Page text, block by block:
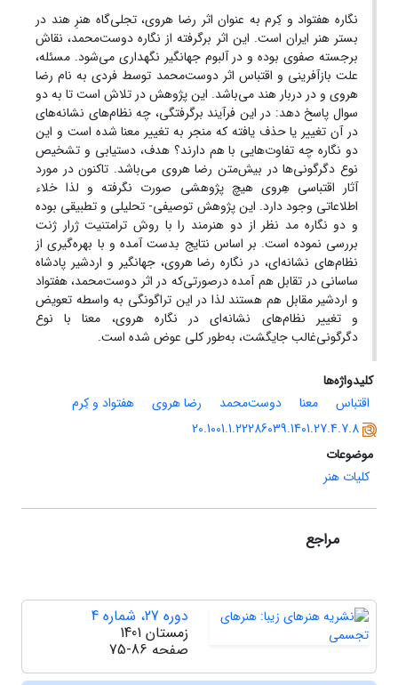
نگاره هفتواد و کِرم به عنوان اثر رضا هروی، تجلی‌گاه هنرِ هند در
بستر هنر ایران است. این اثر برگرفته از نگاره دوست‌محمد، نقاش
برجسته صفوی بوده و در آلبوم جهانگیر نگهداری می‌شود. مسئله،
علت بازآفرینی و اقتباس اثر دوست‌محمد توسط فردی به نام رضا
هروی و در دربار هند می‌باشد. این پژوهش در تلاش است تا به دو
سوال پاسخ دهد: در این فرآیند برگرفتگی، چه نظام‌های نشانه‌های
در آن تغییر یا حذف یافته که منجر به تغییر معنا شده است و این
دو نگاره چه تفاوت‌هایی با هم دارند؟ هدف، دستیابی و تشخیص
نوع دگرگونی‌ها در بیش‌متن رضا هروی می‌باشد. تاکنون در مورد
آثار اقتباسی هِروی هیچ پژوهشی صورت نگرفته و لذا خلاء
اطلاعاتی وجود دارد. این پژوهش توصیفی- تحلیلی و تطبیقی بوده
و دو نگاره مد نظر از دو هنرمند را با روش ترامتنیت ژرار ژنت
بررسی نموده است. بر اساس نتایج بدست آمده و با بهره‌گیری از
نظام‌های نشانه‌ای، در نگاره رضا هروی، جهانگیر و اردشیر پادشاه
ساسانی در تقابل هم آمده درصورتی‌که در اثر دوست‌محمد، هفتواد
و اردشیر مقابل‌ هم هستند لذا در این تراگونگی به واسطه تعویض
و تغییر نظام‌های‌ نشانه‌ای در نگاره هروی، معنا با نوع
دگرگونی‌غالب جایگشت، به‌طور کلی عوض شده است.
کلیدواژه‌ها
اقتباس
معنا دوست‌محمد رضا هروی
هفتواد و کِرم
20.1001.1.22286039.1401.27.4.7.8
موضوعات
کلیات هنر
مراجع
دوره 27، شماره 4
زمستان 1401
صفحه 75-86